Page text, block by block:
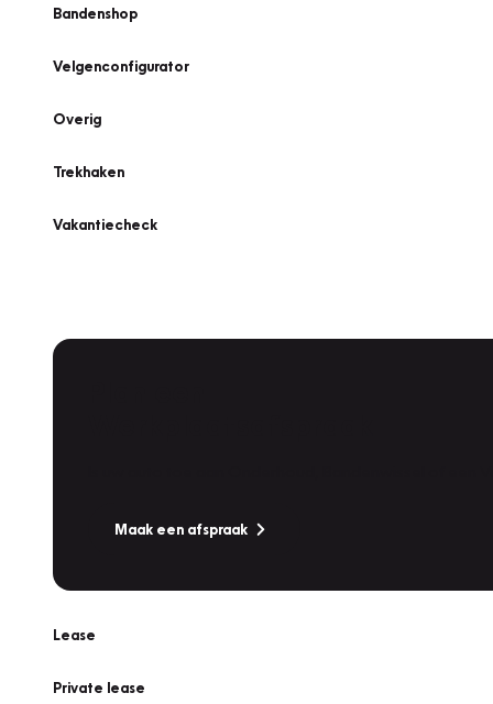
Bandenshop
Velgenconfigurator
Overig
Trekhaken
Vakantiecheck
Maak een afspraak
Lease
Private lease